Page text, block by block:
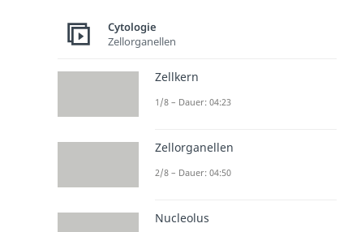
Cytologie
Zellorganellen
Zellkern
1/8 – Dauer: 04:23
Zellorganellen
2/8 – Dauer: 04:50
Nucleolus